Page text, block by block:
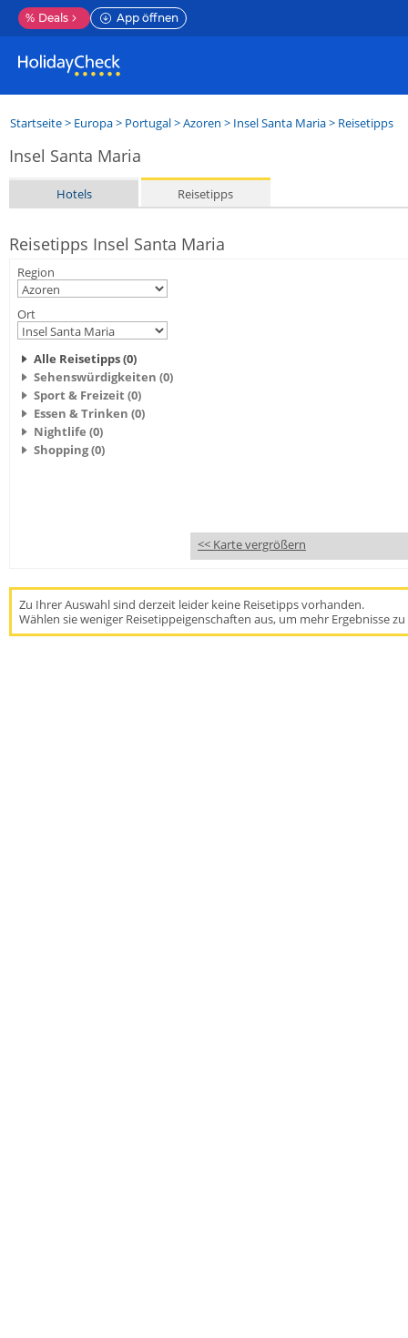
% Deals App öffnen
Startseite> Europa> Portugal>Azoren > Insel Santa Maria> Reisetipps
Insel Santa Maria
Hotels Reisetipps
Reisetipps Insel Santa Maria
Region
Ort
Alle Reisetipps (0)
Sehenswürdigkeiten (0)
Sport & Freizeit (0)
Essen & Trinken (0)
Nightlife (0)
Shopping (0)
<< Karte vergrößern
Zu Ihrer Auswahl sind derzeit leider keine Reisetipps vorhanden.
Wählen sie weniger Reisetippeigenschaften aus, um mehr Ergebnisse